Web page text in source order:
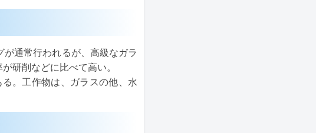
通常行われるが、高級なガラ
研削などに比べて高い。
。工作物は、ガラスの他、水